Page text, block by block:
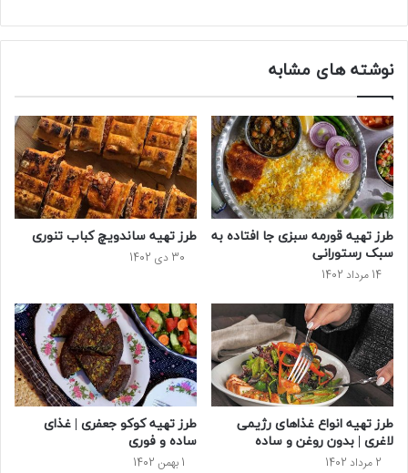
نوشته های مشابه
طرز تهیه قورمه سبزی جا افتاده به
سبک رستورانی
14 مرداد 1402
طرز تهیه ساندویچ کباب تنوری
30 دی 1402
طرز تهیه انواع غذاهای رژیمی
لاغری | بدون روغن و ساده
2 مرداد 1402
طرز تهیه کوکو جعفری | غذای
ساده و فوری
1 بهمن 1402